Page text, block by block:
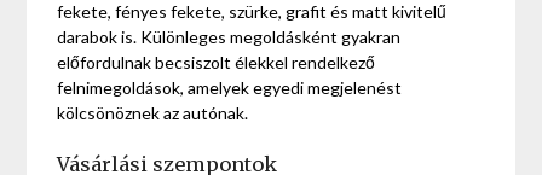
fekete, fényes fekete, szürke, grafit és matt kivitelű
darabok is. Különleges megoldásként gyakran
előfordulnak becsiszolt élekkel rendelkező
felnimegoldások, amelyek egyedi megjelenést
kölcsönöznek az autónak.
Vásárlási szempontok